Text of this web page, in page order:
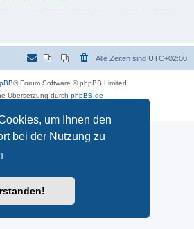
um Ihnen den
bei der Nutzung zu
Alle Zeiten sind UTC+02:00
® Forum Software © phpBB Limited
Übersetzung durch phpBB.de